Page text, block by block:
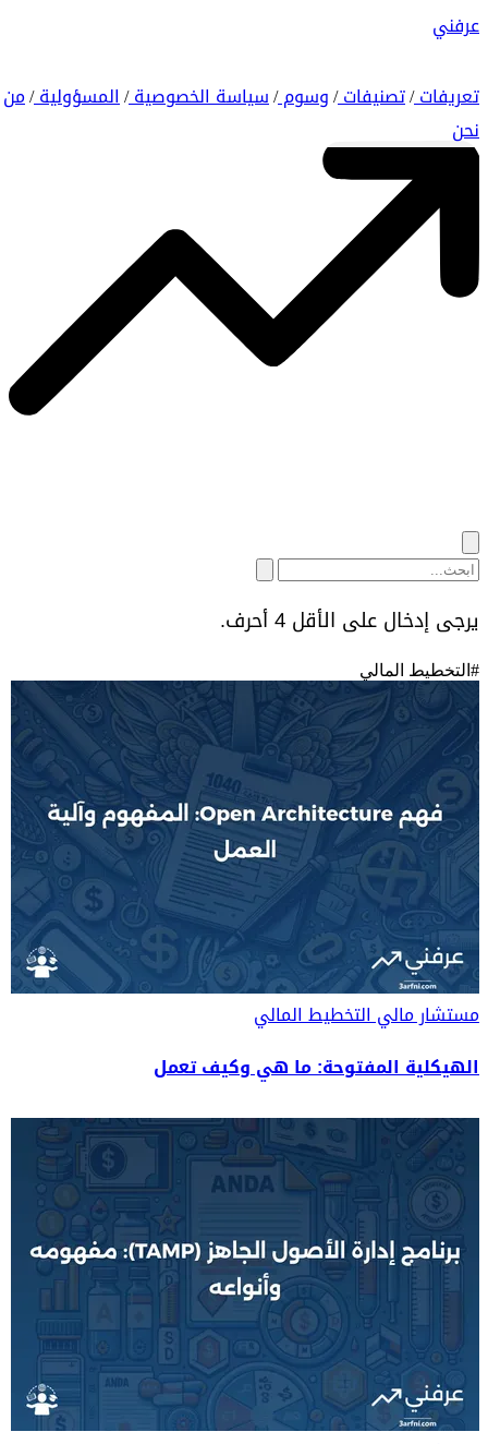
عرفني
تعريفات/ تصنيفات/ وسوم/ سياسة الخصوصية/ المسؤولية/ من
نحن
يرجى إدخال على الأقل 4 أحرف.
# التخطيط المالي
مستشار ماليالتخطيط المالي
الهيكلية المفتوحة: ما هي وكيف تعمل